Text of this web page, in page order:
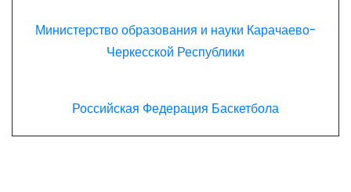
Министерство образования и науки Карачаево-
Черкесской Республики
Российская Федерация Баскетбола